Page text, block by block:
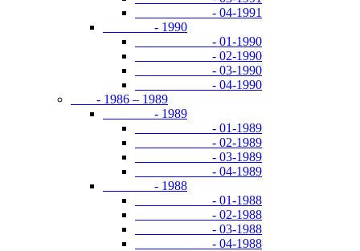
- 04-1991
- 1990
- 01-1990
- 02-1990
- 03-1990
- 04-1990
- 1986 – 1989
- 1989
- 01-1989
- 02-1989
- 03-1989
- 04-1989
- 1988
- 01-1988
- 02-1988
- 03-1988
- 04-1988